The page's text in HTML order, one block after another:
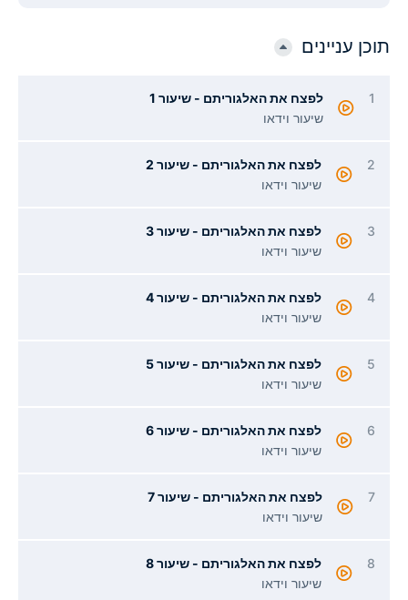
עניינים
לפצח את האלגוריתם - שיעור 1
שיעור וידאו
לפצח את האלגוריתם - שיעור 2
שיעור וידאו
לפצח את האלגוריתם - שיעור 3
שיעור וידאו
לפצח את האלגוריתם - שיעור 4
שיעור וידאו
לפצח את האלגוריתם - שיעור 5
שיעור וידאו
לפצח את האלגוריתם - שיעור 6
שיעור וידאו
לפצח את האלגוריתם - שיעור 7
שיעור וידאו
לפצח את האלגוריתם - שיעור 8
שיעור וידאו